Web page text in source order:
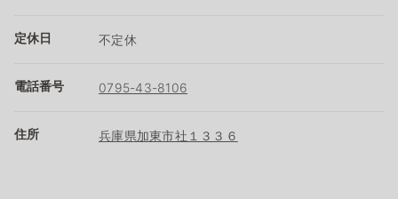
定休日 不定休
電話番号 0795-43-8106
住所 兵庫県加東市社１３３６